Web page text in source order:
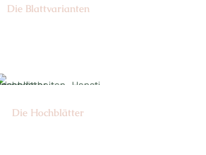
Die Blattvarianten
Die Hochblätter